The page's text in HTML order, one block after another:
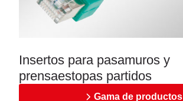
Insertos para pasamuros y
prensaestopas partidos
Gama de productos